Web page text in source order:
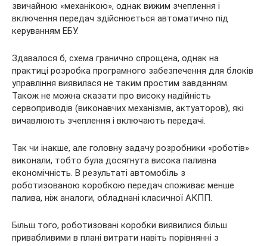
звичайною «механікою», однак вижим зчеплення і
включення передач здійснюється автоматично під
керуванням ЕБУ.
Здавалося б, схема гранично спрощена, однак на
практиці розробка програмного забезпечення для блоків
управління виявилася не таким простим завданням.
Також не можна сказати про високу надійність
сервоприводів (виконавчих механізмів, актуаторов), які
вичавлюють зчеплення і включають передачі.
Так чи інакше, але головну задачу розробники «роботів»
виконали, тобто була досягнута висока паливна
економічність. В результаті автомобіль з
роботизованою коробкою передач споживає менше
палива, ніж аналоги, обладнані класичної АКПП.
Більш того, роботизовані коробки виявилися більш
привабливими в плані витрати навіть порівнянні з